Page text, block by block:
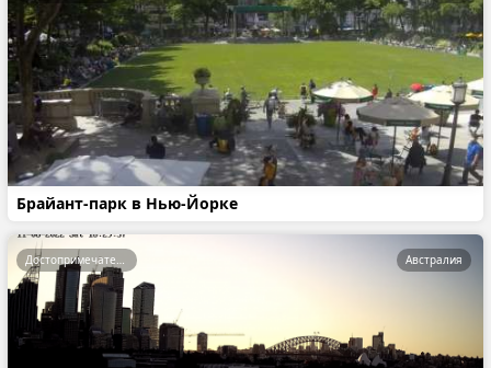
Брайант-парк в Нью-Йорке
Достопримечательности Австралия